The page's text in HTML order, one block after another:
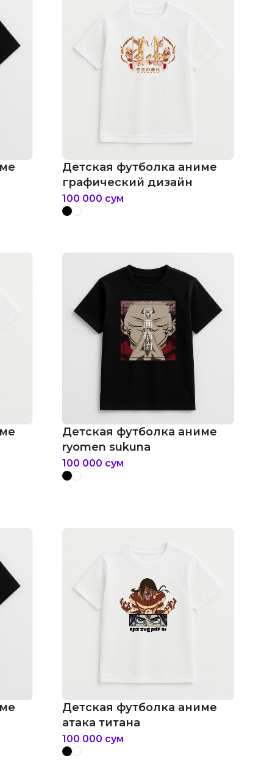
Детская футболка аниме
графический дизайн
100 000 сум
Детская футболка аниме
ryomen sukuna
100 000 сум
Детская футболка аниме
атака титана
100 000 сум